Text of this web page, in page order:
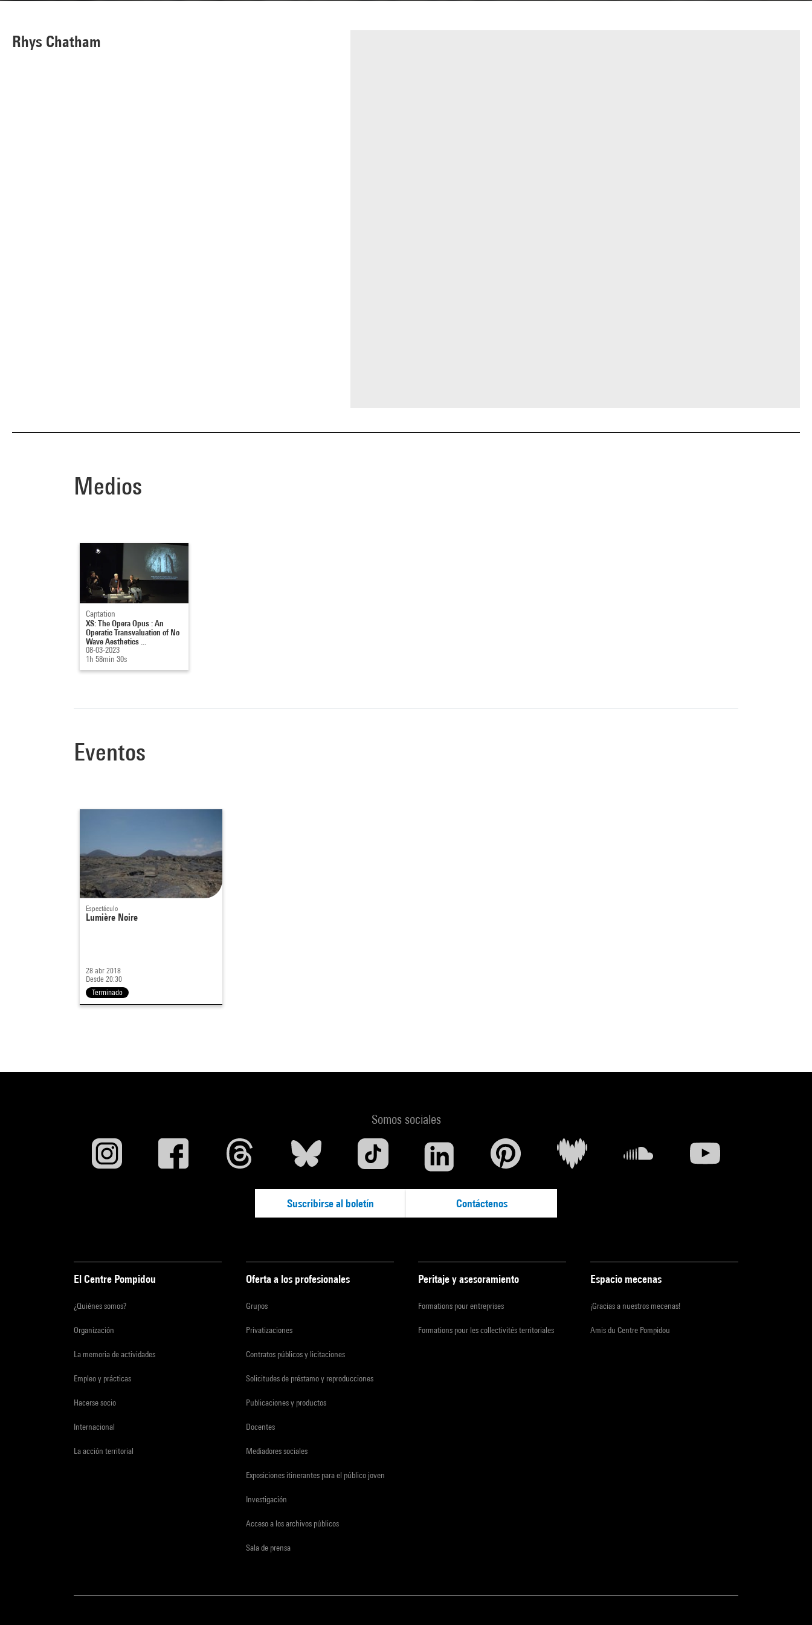
Rhys Chatham
Medios
Captation
XS: The Opera Opus : An
Operatic Transvaluation of No
Wave Aesthetics ...
08-03-2023
1h 58min 30s
Eventos
Espectáculo
Lumière Noire
28 abr 2018
Desde 20:30
Terminado
Somos sociales
Suscribirse al boletín Contáctenos
El Centre Pompidou
¿Quiénes somos?
Organización
La memoria de actividades
Empleo y prácticas
Hacerse socio
Internacional
La acción territorial
Oferta a los profesionales
Grupos
Privatizaciones
Contratos públicos y licitaciones
Solicitudes de préstamo y reproducciones
Publicaciones y productos
Docentes
Mediadores sociales
Exposiciones itinerantes para el público joven
Investigación
Acceso a los archivos públicos
Sala de prensa
Peritaje y asesoramiento
Formations pour entreprises
Formations pour les collectivités territoriales
Espacio mecenas
¡Gracias a nuestros mecenas!
Amis du Centre Pompidou